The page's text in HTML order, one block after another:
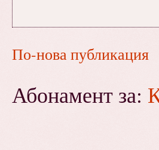
По-нова публикация
Абонамент за: